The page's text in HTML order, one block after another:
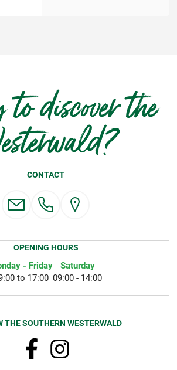
discover the
CONTACT
OPENING HOURS
- Friday
to 17:00
Saturday
09:00 - 14:00
THE SOUTHERN WESTERWALD